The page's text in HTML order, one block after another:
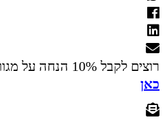
רוצים לקבל 10% הנחה על מגוון מוצרים באתר?
כאן